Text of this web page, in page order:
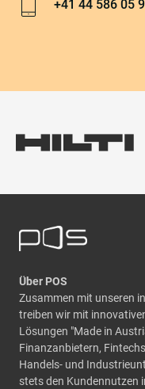
+41 44 586 05
Über POS
Zusammen mit unseren
treiben wir mit
Lösungen "Made in
Finanzanbietern,
Handels- und
stets den Kundennutzen